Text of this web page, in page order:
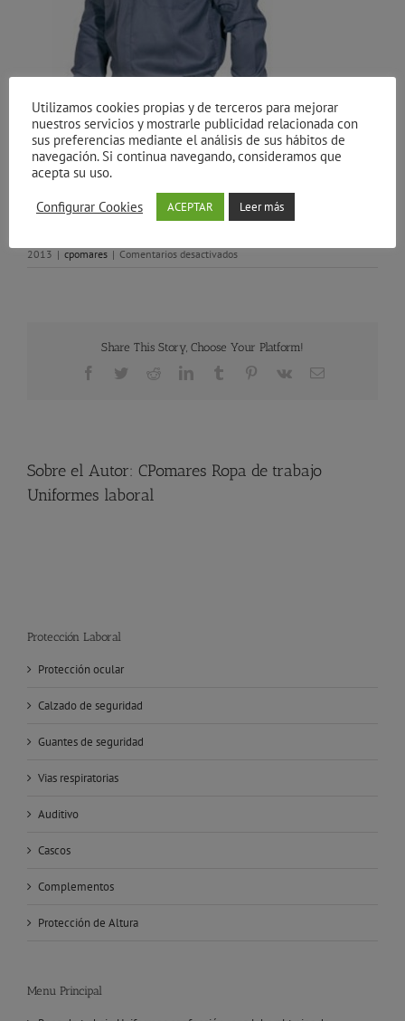
Cazadora de trabajo. Confecciones pomares
Uniformes de empresa y ropa laboral en Madrid.
2013 | cpomares | Comentarios desactivadosen
TRABAJO
Share This Story, Choose Your Platform!
Facebook
TwitterRedditLinkedInTumblr Pinterest
Vk
Correo
Sobre el Autor: CPomares Ropa de trabajo
Uniformes laboral
Protección Laboral
Protección ocular
Calzado de seguridad
Guantes de seguridad
Vias respiratorias
Auditivo
Cascos
Complementos
Protección de Altura
Menu Principal
Utilizamos cookies propias y de terceros para mejorar
nuestros servicios y mostrarle publicidad relacionada con
sus preferencias mediante el análisis de sus hábitos de
navegación. Si continua navegando, consideramos que
acepta su uso.
Configurar Cookies
ACEPTAR Leer más